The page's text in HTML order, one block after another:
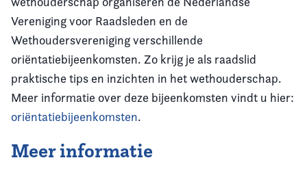
Vereniging voor Raadsleden en de
Wethoudersvereniging verschillende
oriëntatiebijeenkomsten. Zo krijg je als raadslid
praktische tips en inzichten in het wethouderschap.
Meer informatie over deze bijeenkomsten vindt u hier:
oriëntatiebijeenkomsten.
Meer informatie